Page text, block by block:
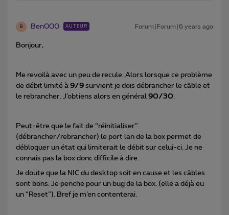
B Ben000 AUTEUR Forum|Forum|6 years ago
Bonjour,
Me revoilà avec un peu de recule. Alors lorsque ce problème
de débit limité à 9/9 survient je dois débrancher le câble et
le rebrancher. J’obtiens alors en général 90/30.
Peut-être que le fait de “réinitialiser”
(débrancher/rebrancher) le port lan de la box permet de
débloquer un état qui limiterait le débit sur celui-ci. Je ne
connais pas la box donc difficile à dire.
Je doute que la NIC du desktop soit en cause et les câbles
sont bons. Je penche pour un bug de la box. (elle a déjà eu
un “Reset”). Bref je m’en contenterai.